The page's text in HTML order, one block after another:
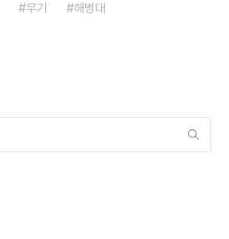
무기 해병대